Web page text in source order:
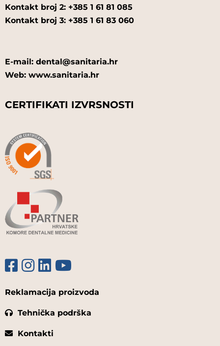
Kontakt broj 2: +385 1 61 81 085
Kontakt broj 3: +385 1 61 83 060
E-mail: dental@sanitaria.hr
Web: www.sanitaria.hr
CERTIFIKATI IZVRSNOSTI
Reklamacija proizvoda
Tehnička podrška
Kontakti